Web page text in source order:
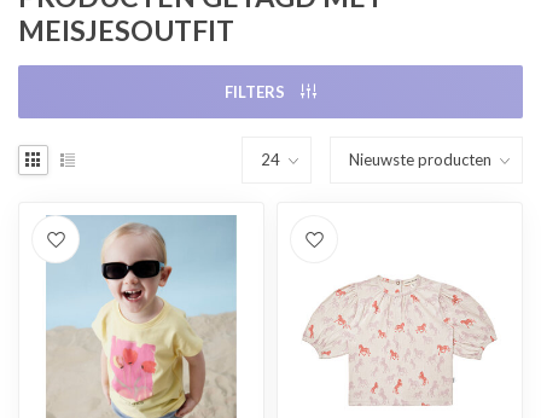
MEISJESOUTFIT
FILTERS